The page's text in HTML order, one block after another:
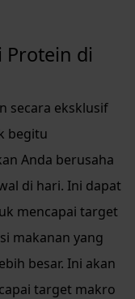
Protein di
secara eksklusif
begitu
Anda berusaha
di hari. Ini dapat
mencapai target
makanan yang
besar. Ini akan
target makro